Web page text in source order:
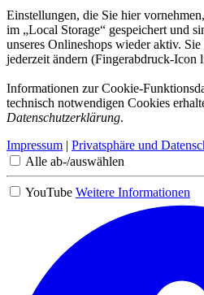
Einstellungen, die Sie hier
im „Local Storage“ gespeichert und
unseres Onlineshops wieder aktiv.
jederzeit ändern (Fingerabdruck-Icon
Informationen zur Cookie-
technisch notwendigen Cookies
Datenschutzerklärung.
Impressum | Privatsphäre und
Alle ab-/auswählen
YouTube Weitere Informationen